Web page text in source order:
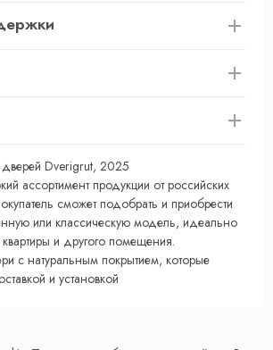
дверей Dverigrut, 2025
ассортимент продукции от российских
сможет подобрать и приобрести
или классическую модель, идеально
и другого помещения.
с натуральным покрытием, которые
и установкой